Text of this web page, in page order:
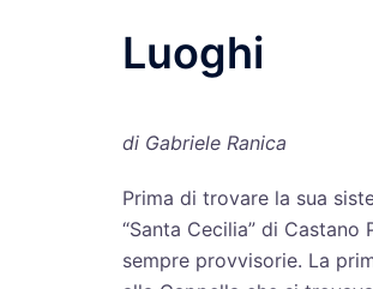
Luoghi
di Gabriele Ranica
Prima di trovare la sua
“Santa Cecilia” di
sempre provvisorie. La